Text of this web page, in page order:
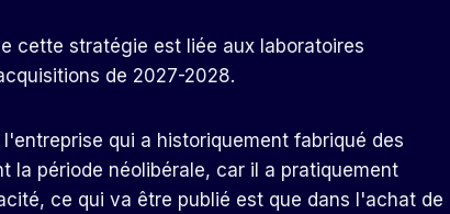
cette stratégie est liée aux laboratoires
de 2027-2028.
qui a historiquement fabriqué des
la période néolibérale, car il a pratiquement
ce qui va être publié est que dans l'achat de